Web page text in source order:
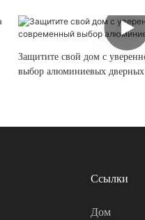
Защитите свой дом с
выбор алюминиевых дверных
Ссылки
Дом